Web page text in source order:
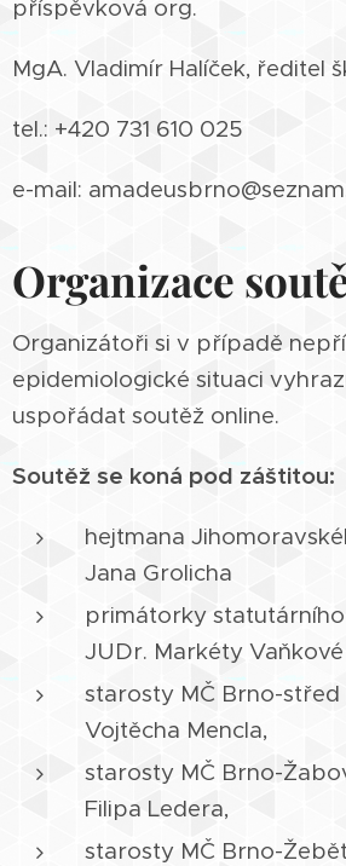
příspěvková org.
MgA. Vladimír Halíček, ředitel
tel.: +420 731 610 025
e-mail:
Organizace
Organizátoři si v případě
epidemiologické situaci
uspořádat soutěž online.
Soutěž se koná pod záštitou:
hejtmana
Jana Grolicha
primátorky
JUDr. Markéty Vaňkové
starosty MČ Brno-střed
Vojtěcha Mencla,
starosty MČ Brno-
Filipa Ledera,
starosty MČ Brno-